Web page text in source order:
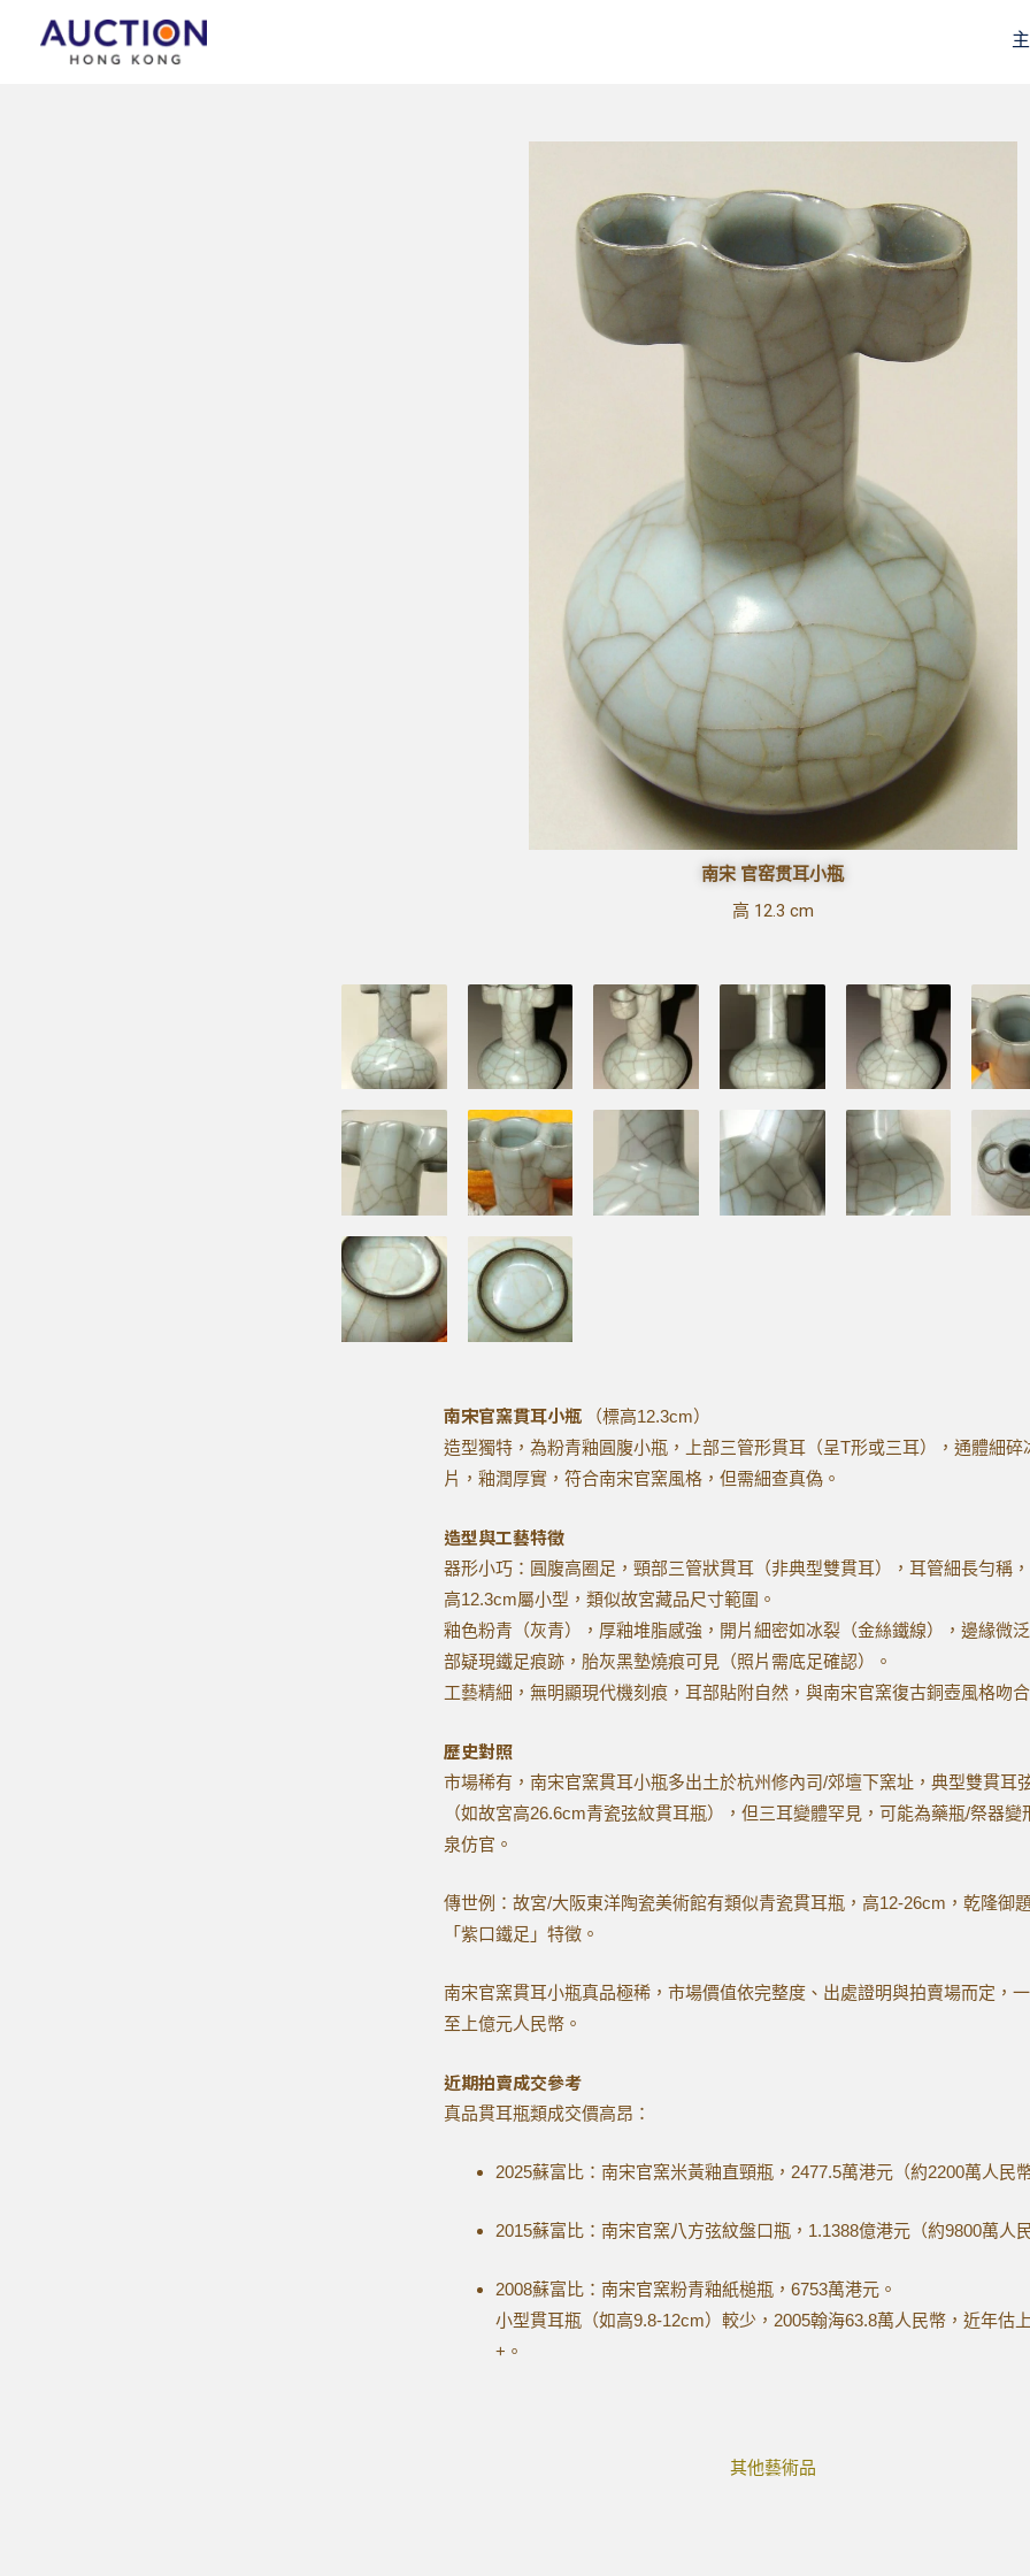
南宋 官窑贯耳小瓶
高 12.3 cm
南宋官窯貫耳小瓶
（標高12.3cm）
造型獨特，為粉青釉圓腹小瓶，上部三管形貫耳（呈T形或三耳），通體細碎
片，釉潤厚實，符合南宋官窯風格，但需細查真偽。
造型與工藝特徵
器形小巧：圓腹高圈足，頸部三管狀貫耳（非典型雙貫耳），耳管細長勻稱
高12.3cm屬小型，類似故宮藏品尺寸範圍。
釉色粉青（灰青），厚釉堆脂感強，開片細密如冰裂（金絲鐵線），邊緣微
部疑現鐵足痕跡，胎灰黑墊燒痕可見（照片需底足確認）。
工藝精細，無明顯現代機刻痕，耳部貼附自然，與南宋官窯復古銅壺風格吻
歷史對照
市場稀有 ， 南宋官窯貫耳小瓶多出土於杭州修內司/郊壇下窯址，典型雙貫耳
（如故宮高26.6cm青瓷弦紋貫耳瓶），但三耳變體罕見，可能為藥瓶/祭器變
泉仿官。
傳世例：故宮/大阪東洋陶瓷美術館有類似青瓷貫耳瓶，高12-26cm，乾隆御
「紫口鐵足」特徵。
南宋官窯貫耳小瓶真品極稀，市場價值依完整度、出處證明與拍賣場而定，
至上億元人民幣。
近期拍賣成交參考
真品貫耳瓶類成交價高昂：
2025蘇富比：南宋官窯米黃釉直頸瓶，2477.5萬港元（約2200萬人民
2015蘇富比：南宋官窯八方弦紋盤口瓶，1.1388億港元（約9800萬人
2008蘇富比：南宋官窯粉青釉紙槌瓶，6753萬港元。
小型貫耳瓶（如高9.8-12cm）較少，2005翰海63.8萬人民幣，近年估
+。
其他藝術品